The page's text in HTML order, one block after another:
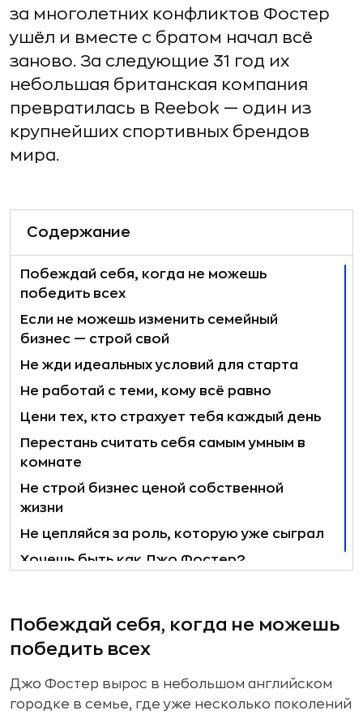
за многолетних конфликтов Фостер
ушёл и вместе с братом начал всё
заново. За следующие 31 год их
небольшая британская компания
превратилась в Reebok — один из
крупнейших спортивных брендов
мира.
Содержание
Побеждай себя, когда не можешь
победить всех
Если не можешь изменить семейный
бизнес — строй свой
Не жди идеальных условий для старта
Не работай с теми, кому всё равно
Цени тех, кто страхует тебя каждый день
Перестань считать себя самым умным в
комнате
Не строй бизнес ценой собственной
жизни
Не цепляйся за роль, которую уже сыграл
Хочешь быть как Джо Фостер?
Побеждай себя, когда не можешь
победить всех
Джо Фостер вырос в небольшом английском
городке в семье, где уже несколько поколений